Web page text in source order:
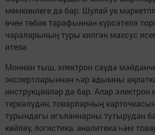
мөмкинлеге дә бар. Шулай ук
өчен төбәк тарафыннан күрсәтелә
чараларының туры килгән махсус
ителә.
Моннан тыш, электрон сәүдә
экспертларыннан һәр адымны
инструкцияләр дә бар. Алар
теркәлүдән, товарларның
турындагы игъланнарны тутырудан
көйләү, логистика, аналитика һәм